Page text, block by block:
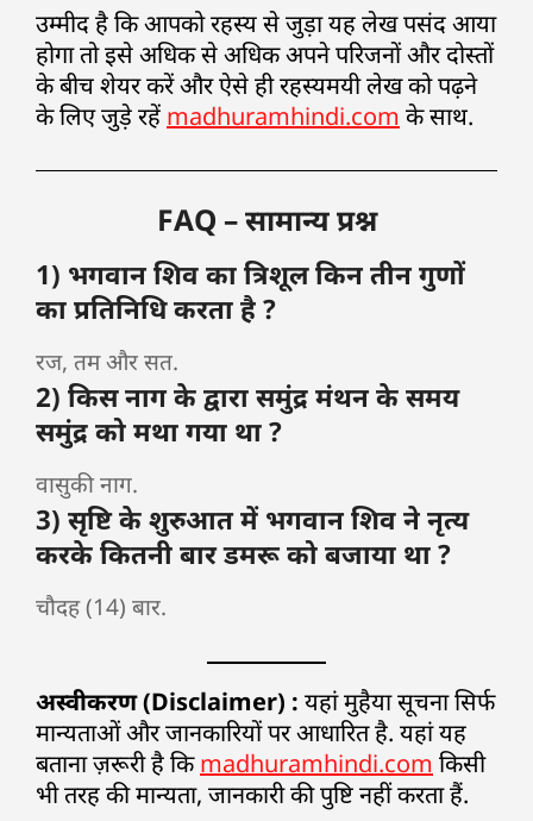
उम्मीद है कि आपको रहस्य से जुड़ा यह लेख पसंद आया
होगा तो इसे अधिक से अधिक अपने परिजनों और दोस्तों
के बीच शेयर करें और ऐसे ही रहस्यमयी लेख को पढ़ने
के लिए जुड़े रहें madhuramhindi.com के साथ.
FAQ – सामान्य प्रश्न
1) भगवान शिव का त्रिशूल किन तीन गुणों
का प्रतिनिधि करता है ?
रज, तम और सत.
2) किस नाग के द्वारा समुंद्र मंथन के समय
समुंद्र को मथा गया था ?
वासुकी नाग.
3) सृष्टि के शुरुआत में भगवान शिव ने नृत्य
करके कितनी बार डमरू को बजाया था ?
चौदह (14) बार.
अस्वीकरण (Disclaimer) : यहां मुहैया सूचना सिर्फ
मान्यताओं और जानकारियों पर आधारित है. यहां यह
बताना ज़रूरी है किmadhuramhindi.com किसी
भी तरह की मान्यता, जानकारी की पुष्टि नहीं करता हैं.